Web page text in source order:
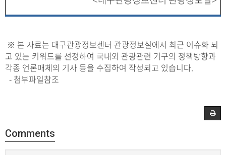
※ 본 자료는 대구관광정보센터 관광정보실에서 최근 이슈화 되
고 있는 키워드를 선정하여 국내외 관광관련 기구의 정책방향과
각종 언론매체의 기사 등을 수집하여 작성되고 있습니다.
- 첨부파일참조
Comments